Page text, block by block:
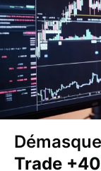
Trade